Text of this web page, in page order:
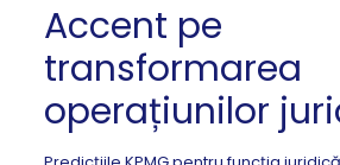
Accent pe
transformarea
operațiunilor